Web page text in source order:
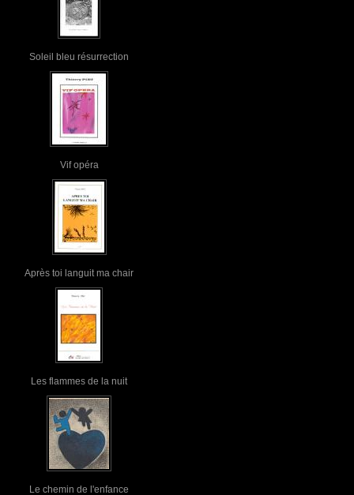
Soleil bleu résurrection
Vif opéra
Après toi languit ma chair
Les flammes de la nuit
Le chemin de l'enfance